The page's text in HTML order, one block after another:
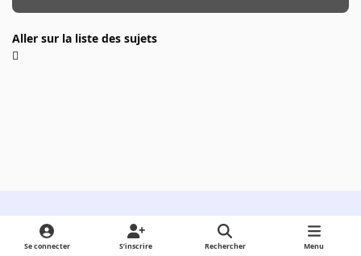
Aller sur la liste des sujets
Light ModeDark ModeSystem Preference
Se connecter S’inscrire Rechercher Menu